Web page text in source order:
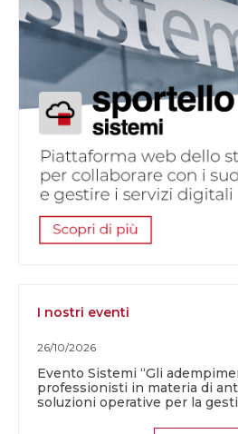
I nostri eventi
26/10/2026
Evento Sistemi “Gli
professionisti in materia di
soluzioni operative per la